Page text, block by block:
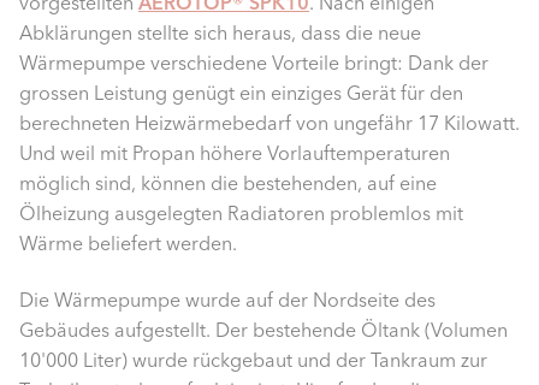
Abklärungen stellte sich heraus, dass die neue
Wärmepumpe verschiedene Vorteile bringt: Dank der
grossen Leistung genügt ein einziges Gerät für den
berechneten Heizwärmebedarf von ungefähr 17 Kilowatt.
Und weil mit Propan höhere Vorlauftemperaturen
möglich sind, können die bestehenden, auf eine
Ölheizung ausgelegten Radiatoren problemlos mit
Wärme beliefert werden.
Die Wärmepumpe wurde auf der Nordseite des
Gebäudes aufgestellt. Der bestehende Öltank (Volumen
10'000 Liter) wurde rückgebaut und der Tankraum zur